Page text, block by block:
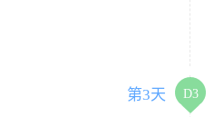
第3天 D3